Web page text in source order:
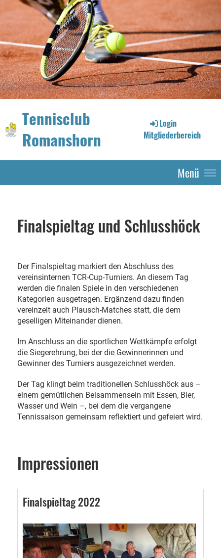
Tennisclub
Romanshorn
Login
Mitgliederbereich
Menü
Finalspieltag und Schlusshöck
Der Finalspieltag markiert den Abschluss des
vereinsinternen TCR-Cup-Turniers. An diesem Tag
werden die finalen Spiele in den verschiedenen
Kategorien ausgetragen. Ergänzend dazu finden
vereinzelt auch Plausch-Matches statt, die dem
geselligen Miteinander dienen.
Im Anschluss an die sportlichen Wettkämpfe erfolgt
die Siegerehrung, bei der die Gewinnerinnen und
Gewinner des Turniers ausgezeichnet werden.
Der Tag klingt beim traditionellen Schlusshöck aus –
einem gemütlichen Beisammensein mit Essen, Bier,
Wasser und Wein –, bei dem die vergangene
Tennissaison gemeinsam reflektiert und gefeiert wird.
Impressionen
Finalspieltag 2022